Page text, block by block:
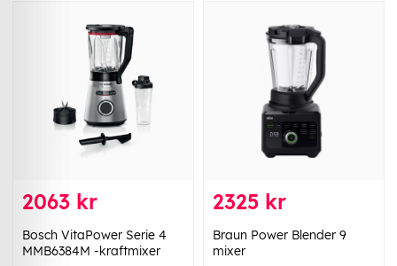
2063 kr
Bosch VitaPower Serie 4
MMB6384M -kraftmixer
2325 kr
Braun Power Blender 9
mixer